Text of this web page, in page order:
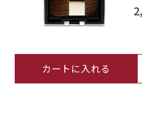
カートに入れる